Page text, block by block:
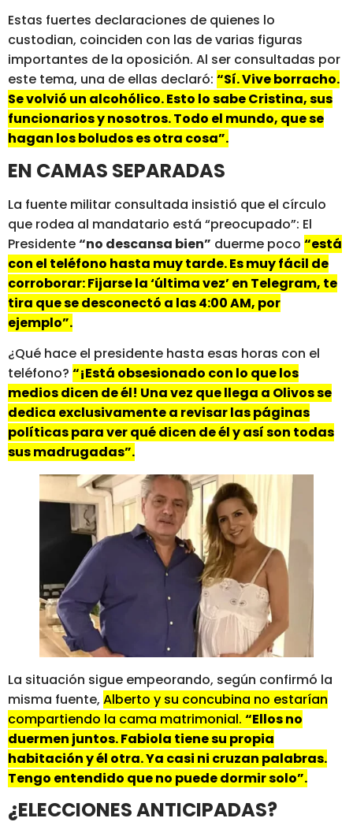
Estas fuertes declaraciones de quienes lo
custodian, coinciden con las de varias figuras
importantes de la oposición. Al ser consultadas por
este tema, una de ellas declaró: “Sí. Vive borracho.
Se volvió un alcohólico. Esto lo sabe Cristina, sus
funcionarios y nosotros. Todo el mundo, que se
hagan los boludos es otra cosa”.
EN CAMAS SEPARADAS
La fuente militar consultada insistió que el círculo
que rodea al mandatario está “preocupado”: El
Presidente“no descansa bien” duerme poco “está
con el teléfono hasta muy tarde. Es muy fácil de
corroborar: Fijarse la ‘última vez’ en Telegram, te
tira que se desconectó a las 4:00 AM, por
ejemplo”.
¿Qué hace el presidente hasta esas horas con el
teléfono? “¡Está obsesionado con lo que los
medios dicen de él! Una vez que llega a Olivos se
dedica exclusivamente a revisar las páginas
políticas para ver qué dicen de él y así son todas
sus madrugadas”.
La situación sigue empeorando, según confirmó la
misma fuente, Alberto y su concubina no estarían
compartiendo la cama matrimonial. “Ellos no
duermen juntos. Fabiola tiene su propia
habitación y él otra. Ya casi ni cruzan palabras.
Tengo entendido que no puede dormir solo”.
¿ELECCIONES ANTICIPADAS?